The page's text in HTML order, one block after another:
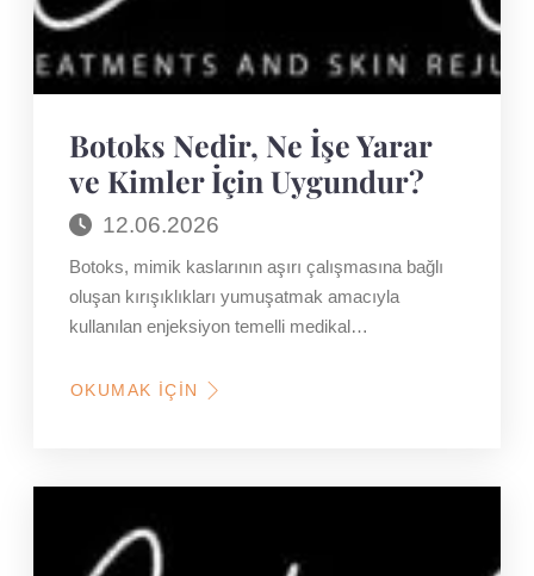
Botoks Nedir, Ne İşe Yarar
ve Kimler İçin Uygundur?
12.06.2026
Botoks, mimik kaslarının aşırı çalışmasına bağlı
oluşan kırışıklıkları yumuşatmak amacıyla
kullanılan enjeksiyon temelli medikal…
OKUMAK İÇIN
HAKKINDA
YARAR
KIMLER
İÇIN
UYGUNDUR?